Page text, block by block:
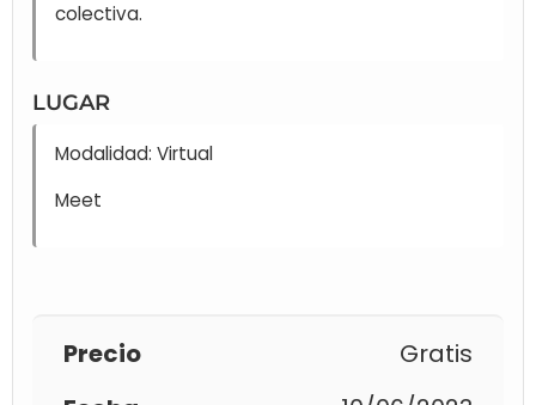
colectiva.
LUGAR
Modalidad: Virtual
Meet
Precio
Gratis